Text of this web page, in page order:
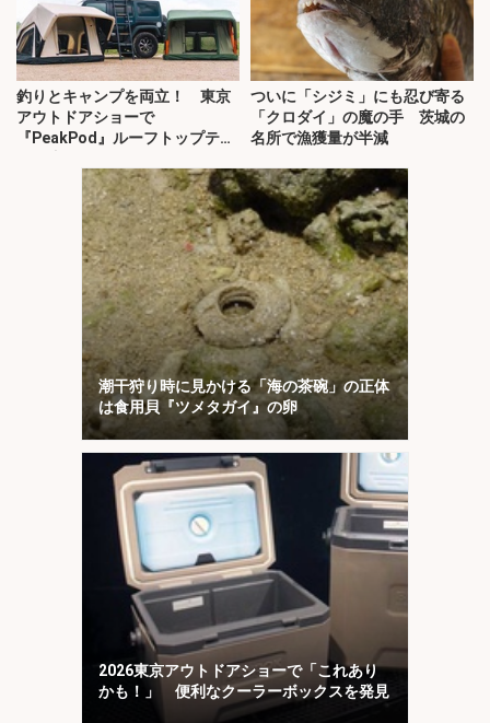
釣りとキャンプを両立！ 東京
アウトドアショーで
『PeakPod』ルーフトップテン
ついに「シジミ」にも忍び寄る
「クロダイ」の魔の手 茨城の
名所で漁獲量が半減
潮干狩り時に見かける「海の茶碗」の正体
は食用貝『ツメタガイ』の卵
2026東京アウトドアショーで「これあり
かも！」 便利なクーラーボックスを発見